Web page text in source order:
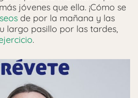
jóvenes que ella. ¡Cómo se
de por la mañana y las
largo pasillo por las tardes,
.